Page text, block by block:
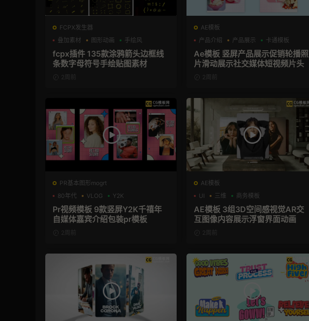
FCPX发生器
叠加素材
图形动画 手绘风
fcpx插件 135款涂鸦箭头边框线
条数字母符号手绘贴图素材
2周前
AE模板
产品介绍
产品展示 卡通模板
Ae模板 竖屏产品展示促销轮播照
片滑动展示社交媒体短视频片头
2周前
PR基本图形mogrt
80年代
VLOG Y2K
Pr视频模板 9款竖屏Y2K千禧年
自媒体嘉宾介绍包装pr模板
2周前
AE模板
UI
三维 商务模板
AE模板 3组3D空间感视觉AR交
互图像内容展示浮窗界面动画
2周前